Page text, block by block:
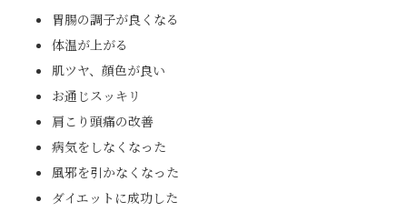
胃腸の調子が良くなる
体温が上がる
肌ツヤ、顔色が良い
お通じスッキリ
肩こり頭痛の改善
病気をしなくなった
風邪を引かなくなった
ダイエットに成功した